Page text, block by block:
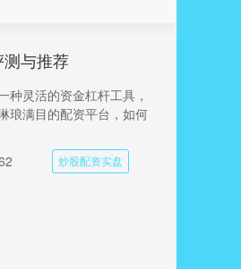
与推荐
种灵活的资金杠杆工具，
琅满目的配资平台，如何
炒股配资实盘